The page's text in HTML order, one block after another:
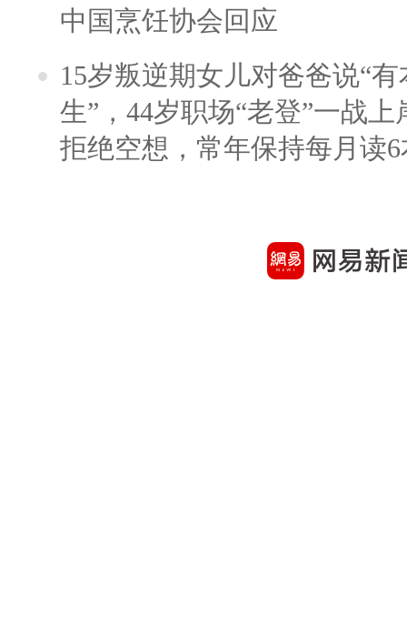
中国烹饪协会回应
15岁叛逆期女儿对爸爸说“
生”，44岁职场“老登”一战上
拒绝空想，常年保持每月读